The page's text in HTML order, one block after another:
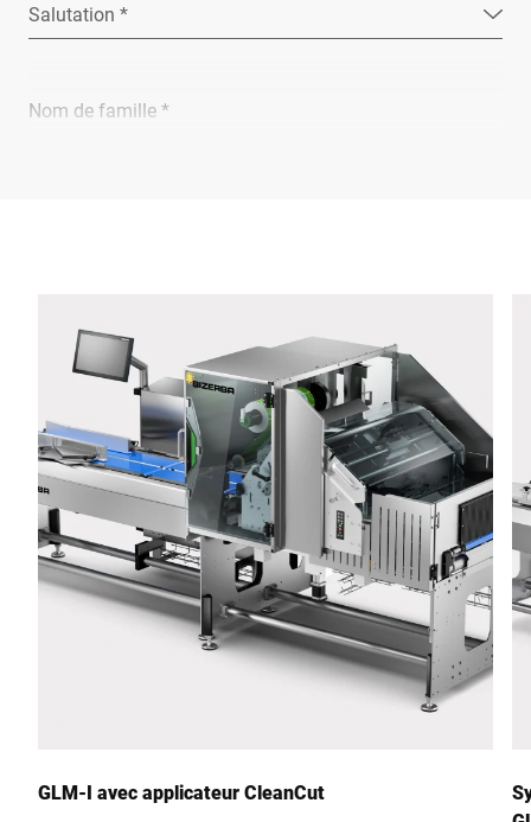
Salutation *
Nom de famille *
Rue *
Code postal *
GLM-I avec applicateur CleanCut